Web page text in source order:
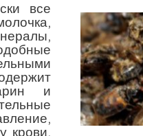
все
и
крови,